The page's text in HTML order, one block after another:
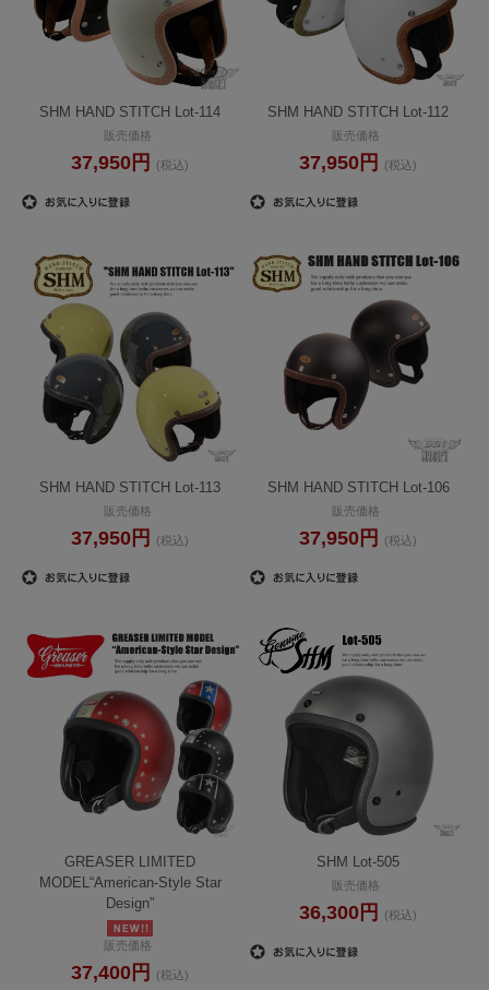
SHM HAND STITCH Lot-114
販売価格
37,950円 (税込)
SHM HAND STITCH Lot-112
販売価格
37,950円 (税込)
SHM HAND STITCH Lot-113
販売価格
37,950円 (税込)
SHM HAND STITCH Lot-106
販売価格
37,950円 (税込)
GREASER LIMITED
MODEL“American-Style Star
Design”
販売価格
37,400円 (税込)
SHM Lot-505
販売価格
36,300円 (税込)